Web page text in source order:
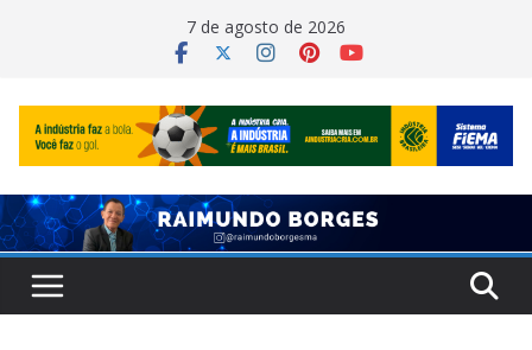
7 de agosto de 2026